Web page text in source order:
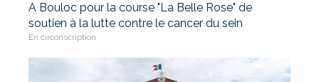
A Bouloc pour la course "La Belle Rose" de
soutien à la lutte contre le cancer du sein
En circonscription